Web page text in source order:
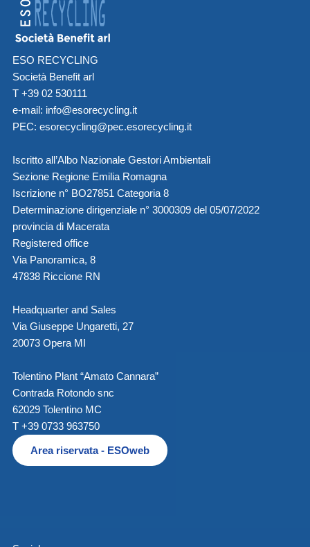
ESO RECYCLING
Società Benefit arl
T +39 02 530111
e-mail: info@esorecycling.it
PEC: esorecycling@pec.esorecycling.it
Iscritto all’Albo Nazionale Gestori Ambientali
Sezione Regione Emilia Romagna
Iscrizione n° BO27851 Categoria 8
Determinazione dirigenziale n° 3000309 del 05/07/2022
provincia di Macerata
Registered office
Via Panoramica, 8
47838 Riccione RN
Headquarter and Sales
Via Giuseppe Ungaretti, 27
20073 Opera MI
Tolentino Plant “Amato Cannara”
Contrada Rotondo snc
62029 Tolentino MC
T +39 0733 963750
Area riservata - ESOweb